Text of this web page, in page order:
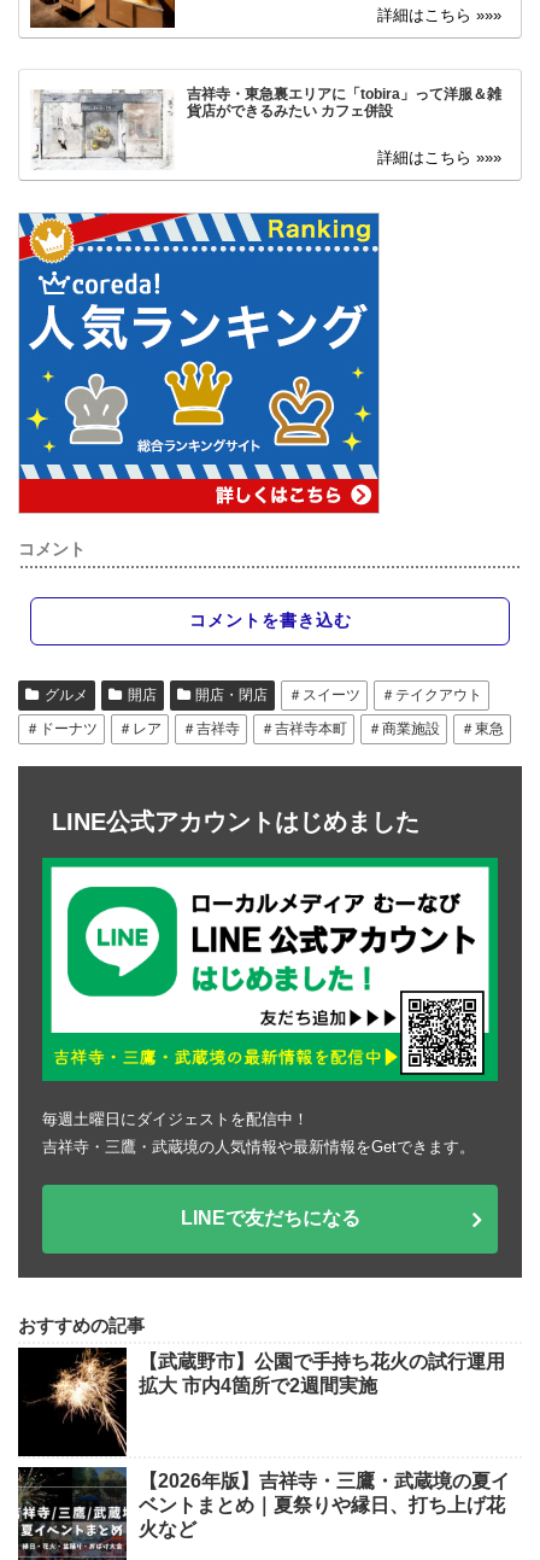
吉祥寺・東急裏エリアに「tobira」って洋服＆雑
貨店ができるみたい カフェ併設
コメント
コメントを書き込む
グルメ 開店 開店・閉店 ＃スイーツ
＃テイクアウト
＃ドーナツ
＃レア ＃吉祥寺 ＃吉祥寺本町 ＃商業施設 ＃東急
LINE公式アカウントはじめました
毎週土曜日にダイジェストを配信中！
吉祥寺・三鷹・武蔵境の人気情報や最新情報をGetできます。
LINEで友だちになる
おすすめの記事
【武蔵野市】公園で手持ち花火の試行運用
拡大 市内4箇所で2週間実施
【2026年版】吉祥寺・三鷹・武蔵境の夏イ
ベントまとめ｜夏祭りや縁日、打ち上げ花
火など